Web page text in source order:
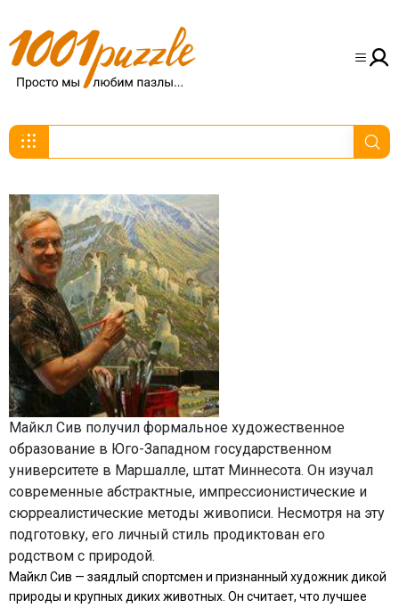
Майкл Сив получил формальное художественное
образование в Юго-Западном государственном
университете в Маршалле, штат Миннесота. Он изучал
современные абстрактные, импрессионистические и
сюрреалистические методы живописи. Несмотря на эту
подготовку, его личный стиль продиктован его
родством с природой.
Майкл Сив — заядлый спортсмен и признанный художник дикой
природы и крупных диких животных. Он считает, что лучшее